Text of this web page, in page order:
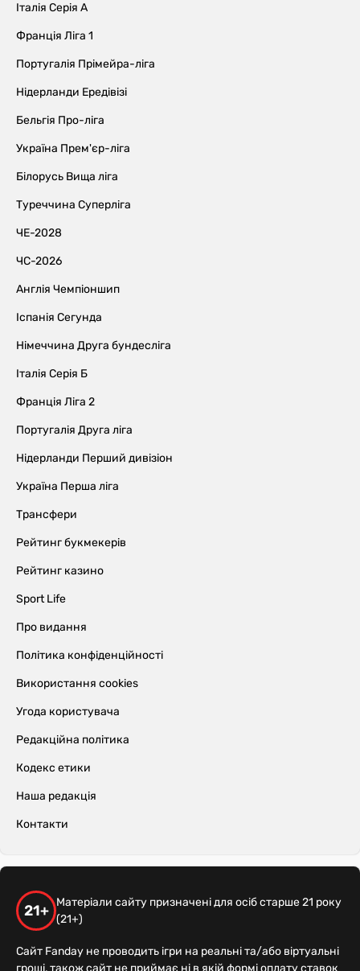
Італія Серія А
Франція Ліга 1
Португалія Прімейра-ліга
Нідерланди Ередівізі
Бельгія Про-ліга
Україна Прем'єр-ліга
Білорусь Вища ліга
Туреччина Суперліга
ЧЕ-2028
ЧС-2026
Англія Чемпіоншип
Іспанія Сегунда
Німеччина Друга бундесліга
Італія Серія Б
Франція Ліга 2
Португалія Друга ліга
Нідерланди Перший дивізіон
Україна Перша ліга
Трансфери
Рейтинг букмекерів
Рейтинг казино
Sport Life
Про видання
Політика конфіденційності
Використання cookies
Угода користувача
Редакційна політика
Кодекс етики
Наша редакція
Контакти
21+
Матеріали сайту призначені для осіб старше 21 року
(21+)
Сайт Fanday не проводить ігри на реальні та/або віртуальні